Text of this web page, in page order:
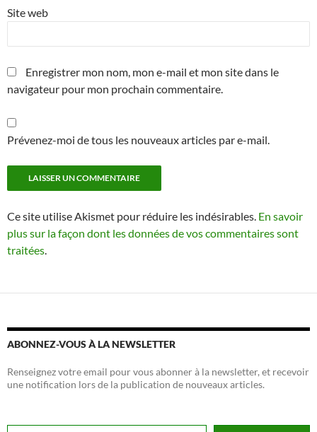
Site web
Enregistrer mon nom, mon e-mail et mon site dans le
navigateur pour mon prochain commentaire.
Prévenez-moi de tous les nouveaux articles par e-mail.
Ce site utilise Akismet pour réduire les indésirables. En savoir
plus sur la façon dont les données de vos commentaires sont
traitées.
ABONNEZ-VOUS À LA NEWSLETTER
Renseignez votre email pour vous abonner à la newsletter, et recevoir
une notification lors de la publication de nouveaux articles.
Adresse email...